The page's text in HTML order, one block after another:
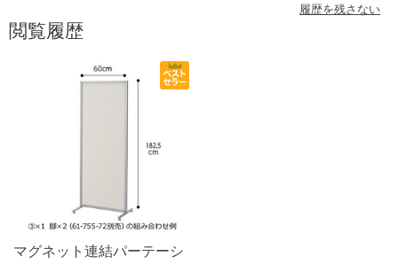
履歴を残さない
閲覧履歴
マグネット連結パーテーシ